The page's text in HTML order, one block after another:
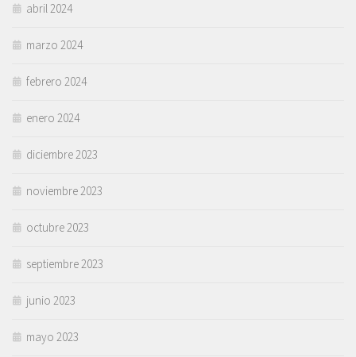
abril 2024
marzo 2024
febrero 2024
enero 2024
diciembre 2023
noviembre 2023
octubre 2023
septiembre 2023
junio 2023
mayo 2023